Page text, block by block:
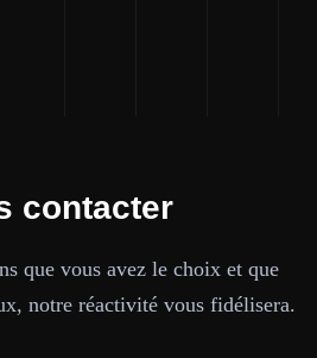
contacter
que vous avez le choix et que
notre réactivité vous fidélisera.